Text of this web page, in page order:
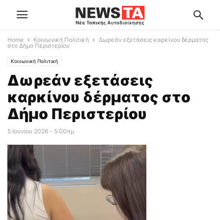
Home Κοινωνική Πολιτική
Δωρεάν εξετάσεις καρκίνου δέρματος
στο Δήμο Περιστερίου
Κοινωνική Πολιτική
Δωρεάν εξετάσεις
καρκίνου δέρματος στο
Δήμο Περιστερίου
5 Ιουνίου 2026 - 5:00πμ